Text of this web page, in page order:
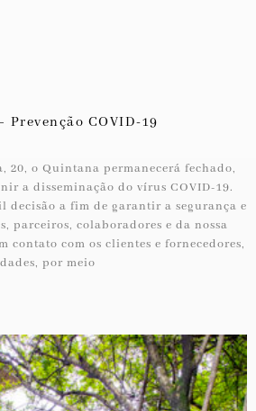
COVID-19
20, o Quintana permanecerá fechado,
a disseminação do vírus COVID-19.
decisão a fim de garantir a segurança e
parceiros, colaboradores e da nossa
contato com os clientes e fornecedores,
por meio